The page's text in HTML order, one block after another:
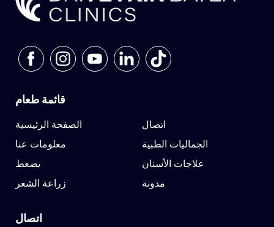
قائمة طعام
الصفحة الرئيسية
معلومات عنا
يضعط
زراعة الشعر
اتصال
الجماليات الطبية
علاجات الأسنان
مدونة
اتصال